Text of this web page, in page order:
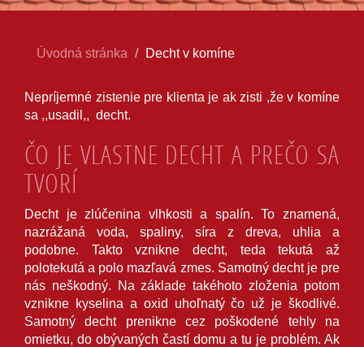
Úvodná stránka Decht v komíne
Nepríjemné zistenie pre klienta je ak zisti ,že v komíne
sa ,,usadil,, decht.
ČO JE VLASTNE DECHT A PREČO SA
TVORÍ
Decht je zlúčenina vlhkosti a spalín. To znamená,
nazrážaná voda, spaliny, síra z dreva, uhlia a
podobne. Takto vznikne decht, teda tekutá až
polotekutá a polo mazľavá zmes. Samotný decht je pre
nás neškodný. Na základe takéhoto zloženia potom
vznikne kyselina a oxid uhoľnatý čo už je škodlivé.
Samotný decht prenikne cez poškodené tehly na
omietku, do obývaných častí domu a tu je problém. Ak